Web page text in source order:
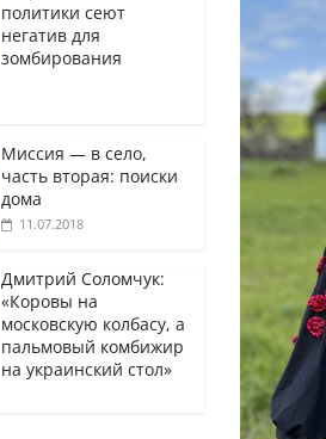
политики сеют
негатив для
зомбирования
Миссия — в село,
часть вторая: поиски
дома
11.07.2018
Дмитрий Соломчук:
«Коровы на
московскую колбасу, а
пальмовый комбижир
на украинский стол»